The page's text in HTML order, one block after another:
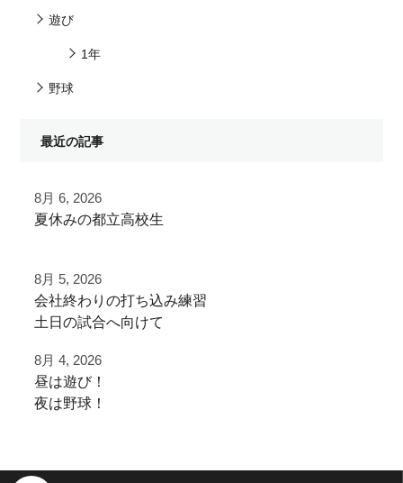
遊び
1年
野球
最近の記事
8月 6, 2026
夏休みの都立高校生
早速秋に向けた自主練
ご利用ありがとうございました
都立から下剋上へ
秋大会頑張れ！
#野球好きと繋がりたい
8月 5, 2026
⁡会社終わりの打ち込み⁡練習⁡
⁡土日の試合へ向けて⁡
⁡またお待ちしております！
#野球好きな人と繋がりたい
8月 4, 2026
昼は遊び！
夜は野球！
学生の打ち込み！